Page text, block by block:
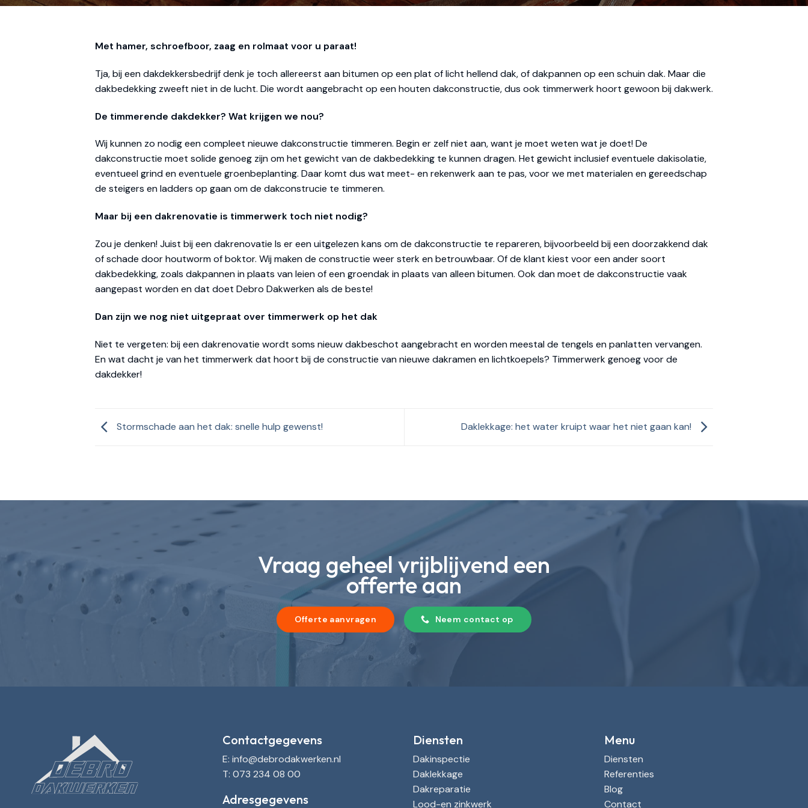
Met hamer, schroefboor, zaag en rolmaat voor u paraat!
Tja, bij een dakdekkersbedrijf denk je toch allereerst aan bitumen op een plat of licht hellend dak, of dakpannen op een schuin dak. Maar die
dakbedekking zweeft niet in de lucht. Die wordt aangebracht op een houten dakconstructie, dus ook timmerwerk hoort gewoon bij dakwerk.
De timmerende dakdekker? Wat krijgen we nou?
Wij kunnen zo nodig een compleet nieuwe dakconstructie timmeren. Begin er zelf niet aan, want je moet weten wat je doet! De
dakconstructie moet solide genoeg zijn om het gewicht van de dakbedekking te kunnen dragen. Het gewicht inclusief eventuele dakisolatie,
eventueel grind en eventuele groenbeplanting. Daar komt dus wat meet- en rekenwerk aan te pas, voor we met materialen en gereedschap
de steigers en ladders op gaan om de dakconstrucie te timmeren.
Maar bij een dakrenovatie is timmerwerk toch niet nodig?
Zou je denken! Juist bij een dakrenovatie Is er een uitgelezen kans om de dakconstructie te repareren, bijvoorbeeld bij een doorzakkend dak
of schade door houtworm of boktor. Wij maken de constructie weer sterk en betrouwbaar. Of de klant kiest voor een ander soort
dakbedekking, zoals dakpannen in plaats van leien of een groendak in plaats van alleen bitumen. Ook dan moet de dakconstructie vaak
aangepast worden en dat doet Debro Dakwerken als de beste!
Dan zijn we nog niet uitgepraat over timmerwerk op het dak
Niet te vergeten: bij een dakrenovatie wordt soms nieuw dakbeschot aangebracht en worden meestal de tengels en panlatten vervangen.
En wat dacht je van het timmerwerk dat hoort bij de constructie van nieuwe dakramen en lichtkoepels? Timmerwerk genoeg voor de
dakdekker!
Stormschade aan het dak: snelle hulp gewenst! Daklekkage: het water kruipt waar het niet gaan kan!
Vraag geheel vrijblijvend een
offerte aan
Offerte aanvragen Neem contact op
Contactgegevens
E: info@debrodakwerken.nl
T: 073 234 08 00
Adresgegevens
Diensten
Dakinspectie
Daklekkage
Dakreparatie
Lood-en zinkwerk
Menu
Diensten
Referenties
Blog
Contact